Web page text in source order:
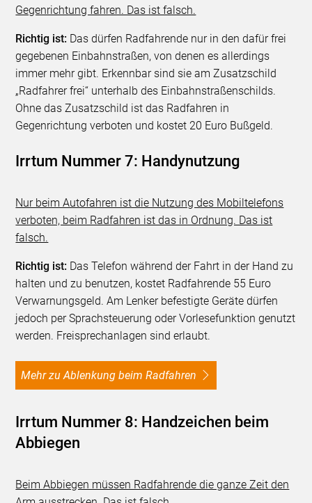
Gegenrichtung fahren. Das ist falsch.
Richtig ist: Das dürfen Radfahrende nur in den dafür frei
gegebenen Einbahnstraßen, von denen es allerdings
immer mehr gibt. Erkennbar sind sie am Zusatzschild
„Radfahrer frei“ unterhalb des Einbahnstraßenschilds.
Ohne das Zusatzschild ist das Radfahren in
Gegenrichtung verboten und kostet 20 Euro Bußgeld.
Irrtum Nummer 7: Handynutzung
Nur beim Autofahren ist die Nutzung des Mobiltelefons
verboten, beim Radfahren ist das in Ordnung. Das ist
falsch.
Richtig ist: Das Telefon während der Fahrt in der Hand zu
halten und zu benutzen, kostet Radfahrende 55 Euro
Verwarnungsgeld. Am Lenker befestigte Geräte dürfen
jedoch per Sprachsteuerung oder Vorlesefunktion genutzt
werden. Freisprechanlagen sind erlaubt.
Mehr zu Ablenkung beim Radfahren
Irrtum Nummer 8: Handzeichen beim
Abbiegen
Beim Abbiegen müssen Radfahrende die ganze Zeit den